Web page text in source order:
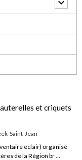
et criquets
Saint-Jean
éclair) organisé
de la Région br ...